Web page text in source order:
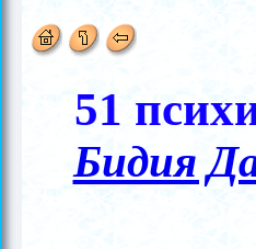
51
Бидия